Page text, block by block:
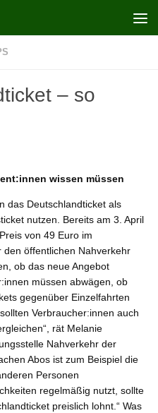
– so
wissen müssen
das Deutschlandticket als
nutzen. Bereits am 3. April
von 49 Euro im
den öffentlichen Nahverkehr
ob das neue Angebot
müssen abwägen, ob
gegenüber Einzelfahrten
Verbraucher:innen auch
rät Melanie
Nahverkehr der
Abos ist zum Beispiel die
Personen
regelmäßig nutzt, sollte
preislich lohnt.“ Was